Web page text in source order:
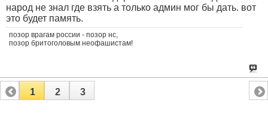
народ не знал где взять а только админ мог бы дать. вот
это будет память.
позор врагам россии - позор нс,
позор бритоголовым неофашистам!
1 2 3